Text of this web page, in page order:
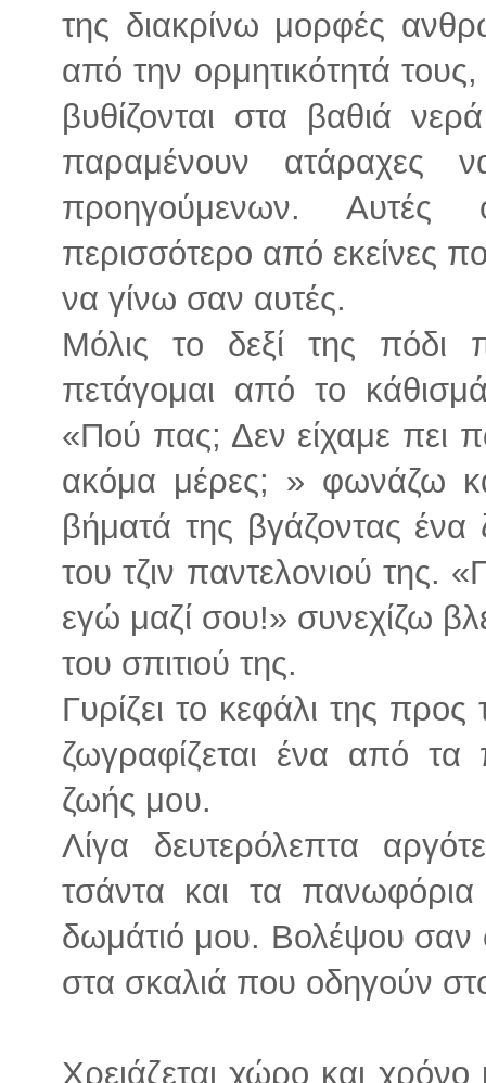
της διακρίνω μορφές
από την ορμητικότητά
βυθίζονται στα βαθιά
παραμένουν ατάραχες
προηγούμενων.
περισσότερο από εκείνες
να γίνω σαν αυτές.
Μόλις το δεξί της πόδι
πετάγομαι από το
«Πού πας; Δεν είχαμε πει
ακόμα μέρες; » φωνάζω
βήματά της βγάζοντας ένα
του τζιν παντελονιού της.
εγώ μαζί σου!» συνεχίζω
του σπιτιού της.
Γυρίζει το κεφάλι της
ζωγραφίζεται ένα από τα
ζωής μου.
Λίγα δευτερόλεπτα
τσάντα και τα
δωμάτιό μου. Βολέψου σαν
στα σκαλιά που οδηγούν
Χρειάζεται χώρο και